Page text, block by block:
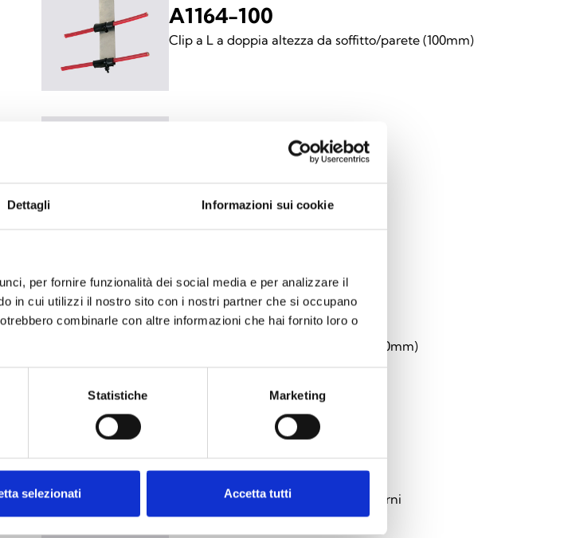
Dettagli Informazioni sui cookie
per fornire funzionalità dei social media e per analizzare il
in cui utilizzi il nostro sito con i nostri partner che si occupano
combinarle con altre informazioni che hai fornito loro o
Statistiche Marketing
selezionati Accetta tutti
A1164-100
Clip a L a doppia altezza da soffitto/parete (100mm)
A1170-100
Pezzo di estensione per distanza (200mm)
A1175-100
Fermacavo standard per interni/esterni